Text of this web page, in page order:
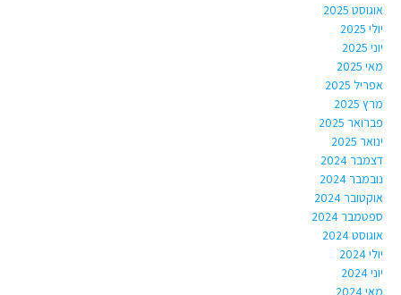
אוגוסט 2025
יולי 2025
יוני 2025
מאי 2025
אפריל 2025
מרץ 2025
פברואר 2025
ינואר 2025
דצמבר 2024
נובמבר 2024
אוקטובר 2024
ספטמבר 2024
אוגוסט 2024
יולי 2024
יוני 2024
מאי 2024